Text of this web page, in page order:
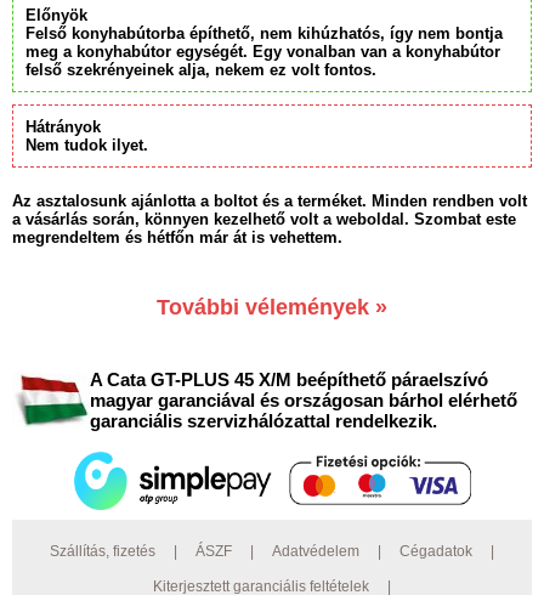
Előnyök
Felső konyhabútorba építhető, nem kihúzhatós, így nem bontja
meg a konyhabútor egységét. Egy vonalban van a konyhabútor
felső szekrényeinek alja, nekem ez volt fontos.
Hátrányok
Nem tudok ilyet.
Az asztalosunk ajánlotta a boltot és a terméket. Minden rendben volt
a vásárlás során, könnyen kezelhető volt a weboldal. Szombat este
megrendeltem és hétfőn már át is vehettem.
További vélemények »
A Cata GT-PLUS 45 X/M beépíthető páraelszívó
magyar garanciával és országosan bárhol elérhető
garanciális szervizhálózattal rendelkezik.
Szállítás, fizetés ÁSZF Adatvédelem Cégadatok
Kiterjesztett garanciális feltételek